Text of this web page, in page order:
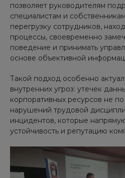
позволяет руководителям
специалистам и
перегрузку сотрудников,
процессы, своевременно
поведение и принимать
основе объективной
Такой подход особенно
внутренних угроз: утечек
корпоративных ресурсов не
нарушений трудовой
инцидентов, которые
устойчивость и репутацию